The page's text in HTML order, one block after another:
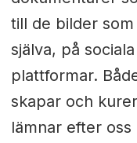
till de bilder
själva, på
plattformar.
skapar och
lämnar efter